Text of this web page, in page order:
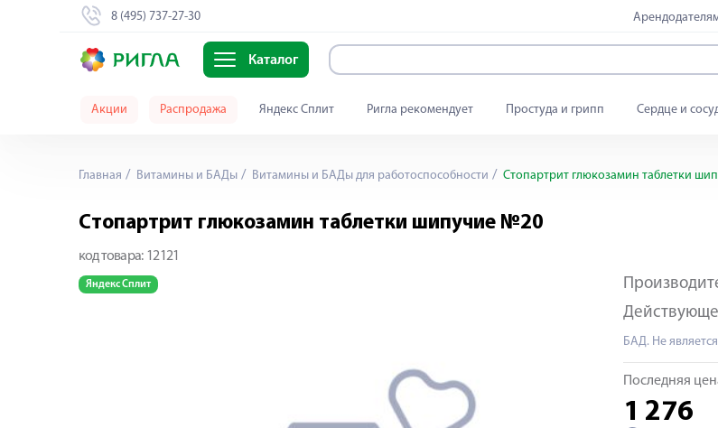
8 (495) 737-27-30
Каталог
Акции Распродажа Яндекс Сплит Ригла рекомендует Простуда и грипп Сердце и
Главная Витамины и БАДы Витамины и БАДы для работоспособности Стопартрит глюкозамин таблетки
Стопартрит глюкозамин таблетки шипучие №20
код товара: 12121
Яндекс Сплит
БАД. Не
Последняя
1 276